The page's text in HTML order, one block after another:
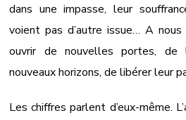
dans une impasse, leur
voient pas d’autre issue… A
ouvrir de nouvelles portes, de
nouveaux horizons, de libérer leur
Les chiffres parlent d’eux-même.